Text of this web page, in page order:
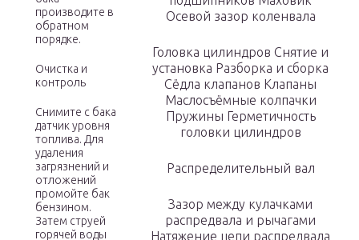
производите в
обратном
порядке.
Очистка и
контроль
Снимите с бака
датчик уровня
топлива. Для
удаления
загрязнений и
отложений
промойте бак
бензином.
Затем струей
горячей воды
Осевой зазор коленвала
Головка цилиндров Снятие и
установка Разборка и сборка
Сёдла клапанов Клапаны
Маслосъёмные колпачки
Пружины Герметичность
головки цилиндров
Распределительный вал
Зазор между кулачками
распредвала и рычагами
Натяжение цепи распредвала